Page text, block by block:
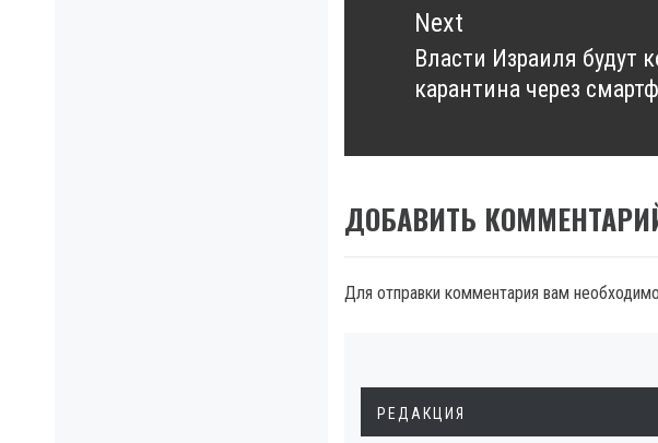
Next
Next
post:
Власти Израиля будут
карантина через
ДОБАВИТЬ
Для отправки комментария вам необходимо
РЕДАКЦИЯ